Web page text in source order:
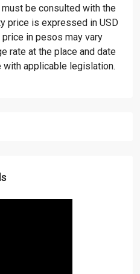
be consulted with the
price is expressed in USD
in pesos may vary
rate at the place and date
with applicable legislation.